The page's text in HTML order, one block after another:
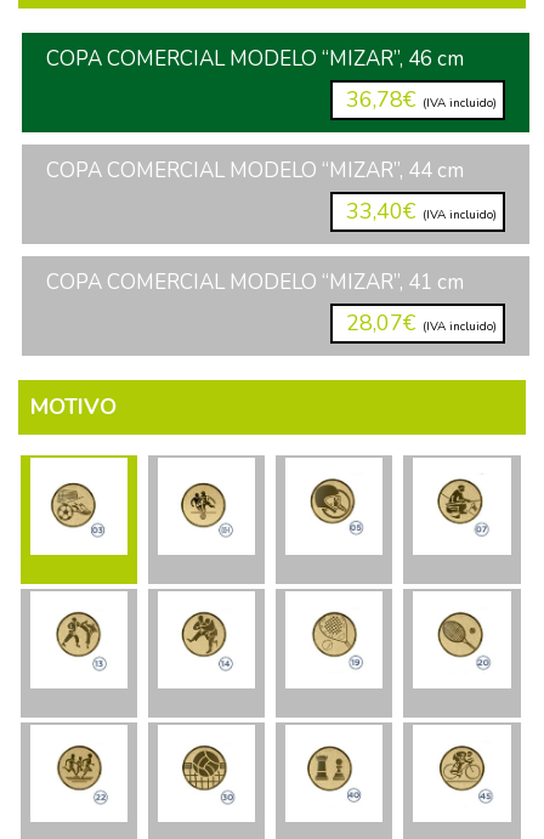
COPA COMERCIAL MODELO “MIZAR”, 46 cm
36,78€ (IVA incluido)
COPA COMERCIAL MODELO “MIZAR”, 44 cm
33,40€ (IVA incluido)
COPA COMERCIAL MODELO “MIZAR”, 41 cm
28,07€ (IVA incluido)
MOTIVO